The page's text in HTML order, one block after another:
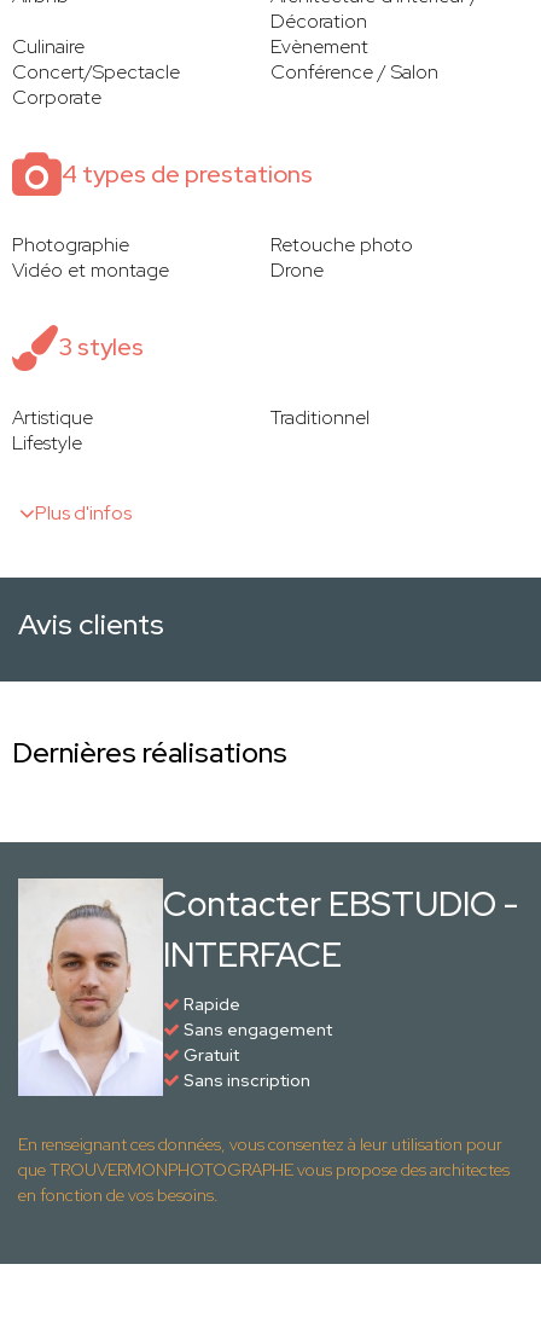
Décoration
Culinaire
Evènement
Concert/Spectacle
Conférence / Salon
Corporate
4 types de prestations
Photographie
Retouche photo
Vidéo et montage
Drone
3 styles
Artistique
Traditionnel
Lifestyle
Plus d'infos
Avis clients
Dernières réalisations
Contacter EBSTUDIO -
INTERFACE
Rapide
Sans engagement
Gratuit
Sans inscription
En renseignant ces données, vous consentez à leur utilisation pour
que TROUVERMONPHOTOGRAPHE vous propose des architectes
en fonction de vos besoins.